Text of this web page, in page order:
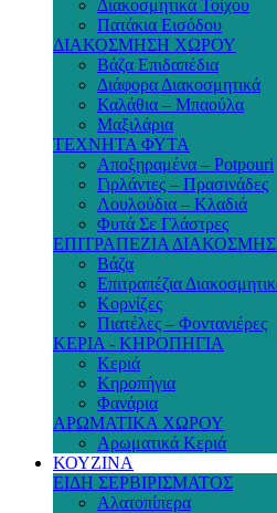
Διακοσμητικά Τοίχου
Πατάκια Εισόδου
ΔΙΑΚΟΣΜΗΣΗ ΧΩΡΟΥ
Βάζα Επιδαπέδια
Διάφορα Διακοσμητικά
Καλάθια – Μπαούλα
Μαξιλάρια
ΤΕΧΝΗΤΑ ΦΥΤΑ
Αποξηραμένα – Potpouri
Γιρλάντες – Πρασινάδες
Λουλούδια – Κλαδιά
Φυτά Σε Γλάστρες
ΕΠΙΤΡΑΠΕΖΙΑ
Βάζα
Επιτραπέζια
Κορνίζες
Πιατέλες – Φοντανιέρες
ΚΕΡΙΑ - ΚΗΡΟΠΗΓΙΑ
Κεριά
Κηροπήγια
Φανάρια
ΑΡΩΜΑΤΙΚΑ ΧΩΡΟΥ
Αρωματικά Κεριά
ΚΟΥΖΙΝΑ
ΕΙΔΗ ΣΕΡΒΙΡΙΣΜΑΤΟΣ
Αλατοπίπερα